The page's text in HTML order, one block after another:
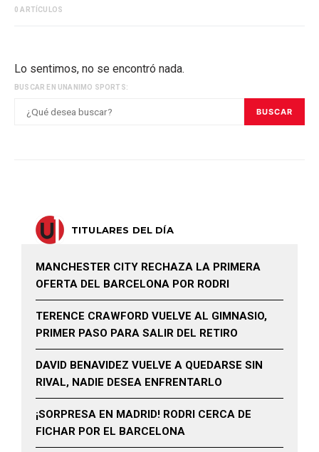
0 ARTÍCULOS
Lo sentimos, no se encontró nada.
BUSCAR EN UNANIMO SPORTS:
BUSCAR
TITULARES DEL DÍA
MANCHESTER CITY RECHAZA LA PRIMERA
OFERTA DEL BARCELONA POR RODRI
TERENCE CRAWFORD VUELVE AL GIMNASIO,
PRIMER PASO PARA SALIR DEL RETIRO
DAVID BENAVIDEZ VUELVE A QUEDARSE SIN
RIVAL, NADIE DESEA ENFRENTARLO
¡SORPRESA EN MADRID! RODRI CERCA DE
FICHAR POR EL BARCELONA